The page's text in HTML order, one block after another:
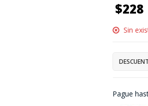
$228
Pague
Sin